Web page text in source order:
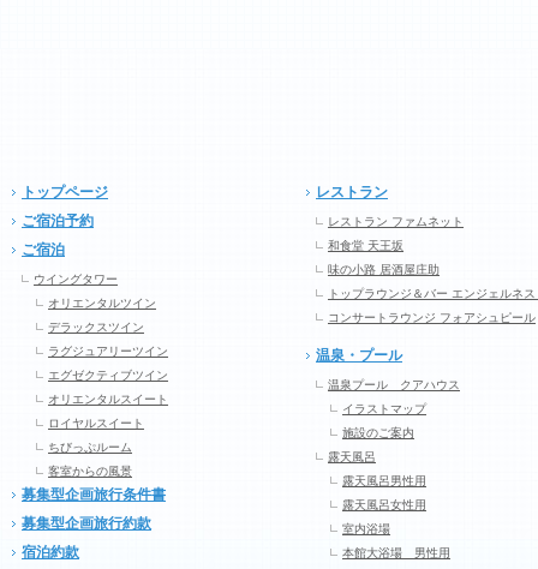
トップページ
ご宿泊予約
ご宿泊
ウイングタワー
オリエンタルツイン
デラックスツイン
ラグジュアリーツイン
エグゼクティブツイン
オリエンタルスイート
ロイヤルスイート
ちびっぷルーム
客室からの風景
募集型企画旅行条件書
募集型企画旅行約款
宿泊約款
レストラン
レストラン ファムネット
和食堂 天王坂
味の小路 居酒屋庄助
トップラウンジ＆バー エンジェルネス
コンサートラウンジ フォアシュピール
温泉・プール
温泉プール クアハウス
イラストマップ
施設のご案内
露天風呂
露天風呂男性用
露天風呂女性用
室内浴場
本館大浴場 男性用